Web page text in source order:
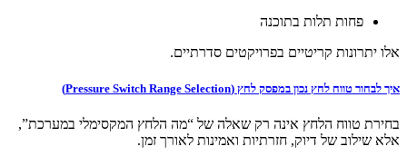
פחות תלות בתוכנה
אלו יתרונות קריטיים בפרויקטים סדרתיים.
איך לבחור טווח לחץ נכון במפסק לחץ (Pressure Switch Range Selection)
בחירת טווח הלחץ אינה רק שאלה של “מה הלחץ המקסימלי במערכת”,
אלא שילוב של דיוק, חזרתיות ואמינות לאורך זמן.